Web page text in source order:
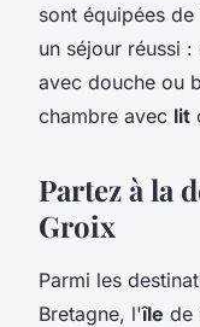
sont équipées
un séjour réussi
avec douche ou
chambre avec lit
Partez à la
Groix
Parmi les
Bretagne, l'île de